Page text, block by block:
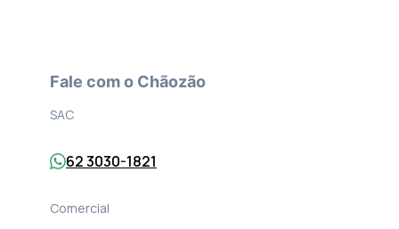
Fale com o Chãozão
SAC
62 3030-1821
Comercial